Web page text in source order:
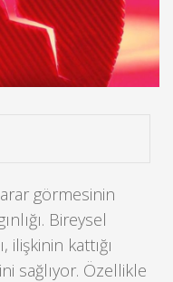
görmesinin
Bireysel
kattığı
sağlıyor. Özellikle